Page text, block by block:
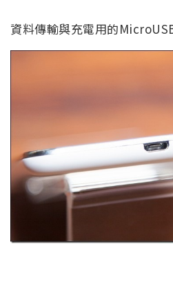
資料傳輸與充電用的